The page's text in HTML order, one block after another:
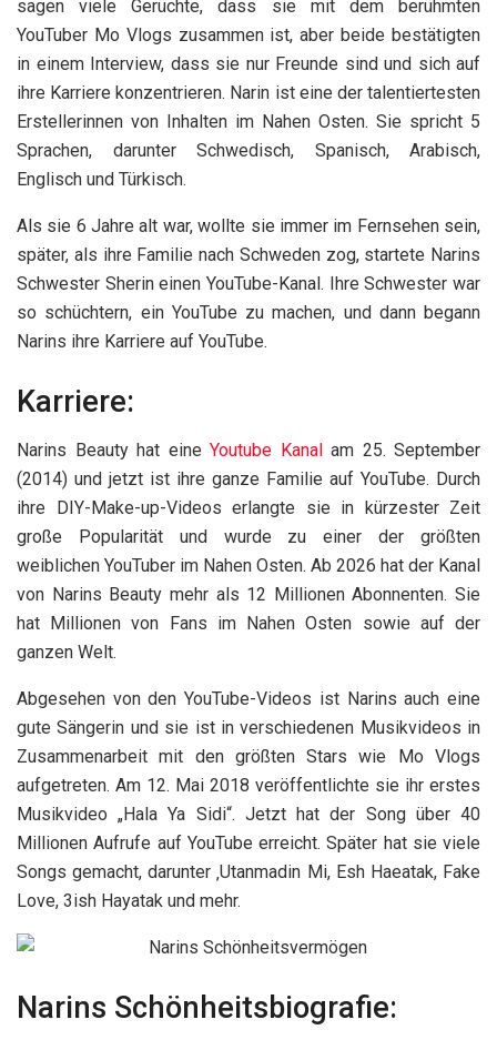
sagen viele Gerüchte, dass sie mit dem berühmten
YouTuber Mo Vlogs zusammen ist, aber beide bestätigten
in einem Interview, dass sie nur Freunde sind und sich auf
ihre Karriere konzentrieren. Narin ist eine der talentiertesten
Erstellerinnen von Inhalten im Nahen Osten. Sie spricht 5
Sprachen, darunter Schwedisch, Spanisch, Arabisch,
Englisch und Türkisch.
Als sie 6 Jahre alt war, wollte sie immer im Fernsehen sein,
später, als ihre Familie nach Schweden zog, startete Narins
Schwester Sherin einen YouTube-Kanal. Ihre Schwester war
so schüchtern, ein YouTube zu machen, und dann begann
Narins ihre Karriere auf YouTube.
Karriere:
Narins Beauty hat eine Youtube Kanal am 25. September
(2014) und jetzt ist ihre ganze Familie auf YouTube. Durch
ihre DIY-Make-up-Videos erlangte sie in kürzester Zeit
große Popularität und wurde zu einer der größten
weiblichen YouTuber im Nahen Osten. Ab 2026 hat der Kanal
von Narins Beauty mehr als 12 Millionen Abonnenten. Sie
hat Millionen von Fans im Nahen Osten sowie auf der
ganzen Welt.
Abgesehen von den YouTube-Videos ist Narins auch eine
gute Sängerin und sie ist in verschiedenen Musikvideos in
Zusammenarbeit mit den größten Stars wie Mo Vlogs
aufgetreten. Am 12. Mai 2018 veröffentlichte sie ihr erstes
Musikvideo „Hala Ya Sidi“. Jetzt hat der Song über 40
Millionen Aufrufe auf YouTube erreicht. Später hat sie viele
Songs gemacht, darunter ‚Utanmadin Mi, Esh Haeatak, Fake
Love, 3ish Hayatak und mehr.
Narins Schönheitsbiografie: